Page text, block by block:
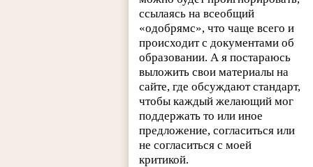
ссылаясь на всеобщий
«одобрямс», что чаще всего и
происходит с документами об
образовании. А я постараюсь
выложить свои материалы на
сайте, где обсуждают стандарт,
чтобы каждый желающий мог
поддержать то или иное
предложение, согласиться или
не согласиться с моей
критикой.